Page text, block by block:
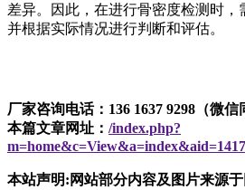
差异。因此，在进行骨密度检测时，
并根据实际情况进行判断和评估。
厂家咨询电话：136 1637 9298（微信
本篇文章网址： /index.php?
本站声明:网站部分内容及图片来源